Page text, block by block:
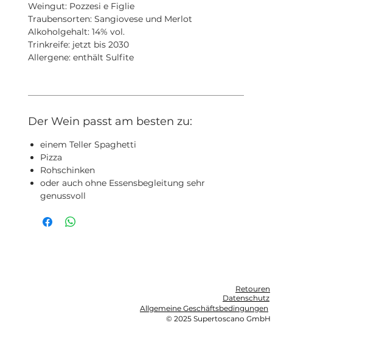
Weingut: Pozzesi e Figlie
Traubensorten: Sangiovese und Merlot
Alkoholgehalt: 14% vol.
Trinkreife: jetzt bis 2030
Allergene: enthält Sulfite
Der Wein passt am besten zu:
einem Teller Spaghetti
Pizza
Rohschinken
oder auch ohne Essensbegleitung sehr
genussvoll
Retouren
Datenschutz
Allgemeine Geschäftsbedingungen
© 2025 Supertoscano GmbH